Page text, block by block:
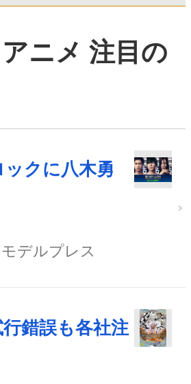
ニメ 注目の
クに八木勇
モデルプレス
錯誤も各社注